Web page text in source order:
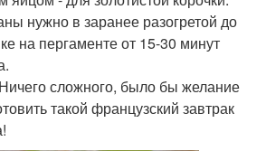
нужно в заранее разогретой до
на пергаменте от 15-30 минут
сложного, было бы желание
такой французский завтрак